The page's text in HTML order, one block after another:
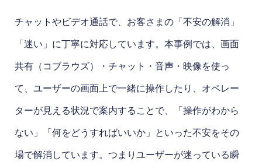
チャットやビデオ通話で、お客さまの「不安の解消」
「迷い」に丁寧に対応しています。本事例では、画面
共有（コブラウズ）・チャット・音声・映像を使っ
て、ユーザーの画面上で一緒に操作したり、オペレー
ターが見える状況で案内することで、「操作がわから
ない」「何をどうすればいいか」といった不安をその
場で解消しています。つまりユーザーが迷っている瞬